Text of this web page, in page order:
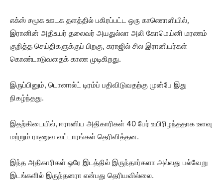
எக்ஸ் சமூக ஊடக தளத்தில் பகிரப்பட்ட ஒரு காணொளியில்,
இரானின் அதிஉயர் தலைவர் அயதுல்லா அலி கோமெய்னி மரணம்
குறித்த செய்திகளுக்குப் பிறகு, கராஜில் சில இரானியர்கள்
கொண்டாடுவதைக் காண முடிகிறது.
இருப்பினும், டொனால்ட் டிரம்ப் பதிவிடுவதற்கு முன்பே இது
நிகழ்ந்தது.
இதற்கிடையில், ஈரானிய அதிகாரிகள் 40 பேர் உயிரிழந்ததாக உளவு
மற்றும் ராணுவ வட்டாரங்கள் தெரிவித்தன.
இந்த அதிகாரிகள் ஒரே இடத்தில் இருந்தார்களா அல்லது பல்வேறு
இடங்களில் இருந்தனரா என்பது தெரியவில்லை.